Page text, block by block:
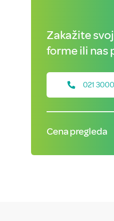
Zakažite
forme ili nas
021
Cena pregleda